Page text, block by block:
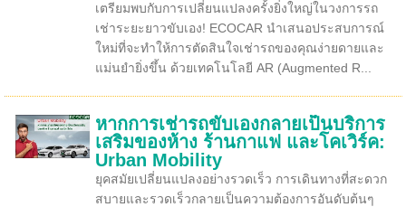
เตรียมพบกับการเปลี่ยนแปลงครั้งยิ่งใหญ่ในวงการรถ
เช่าระยะยาวขับเอง! ECOCAR นำเสนอประสบการณ์
ใหม่ที่จะทำให้การตัดสินใจเช่ารถของคุณง่ายดายและ
แม่นยำยิ่งขึ้น ด้วยเทคโนโลยี AR (Augmented R...
หากการเช่ารถขับเองกลายเป็นบริการ
เสริมของห้าง ร้านกาแฟ และโคเวิร์ค:
Urban Mobility
ยุคสมัยเปลี่ยนแปลงอย่างรวดเร็ว การเดินทางที่สะดวก
สบายและรวดเร็วกลายเป็นความต้องการอันดับต้นๆ